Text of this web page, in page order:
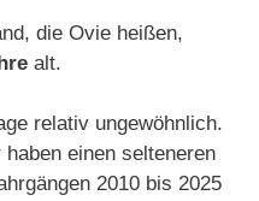
die Ovie heißen,
alt.
relativ ungewöhnlich.
haben einen selteneren
2010 bis 2025